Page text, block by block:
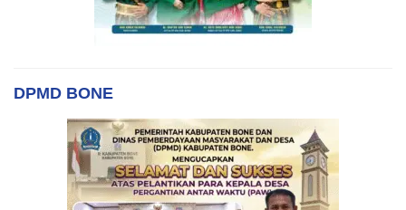
DPMD BONE